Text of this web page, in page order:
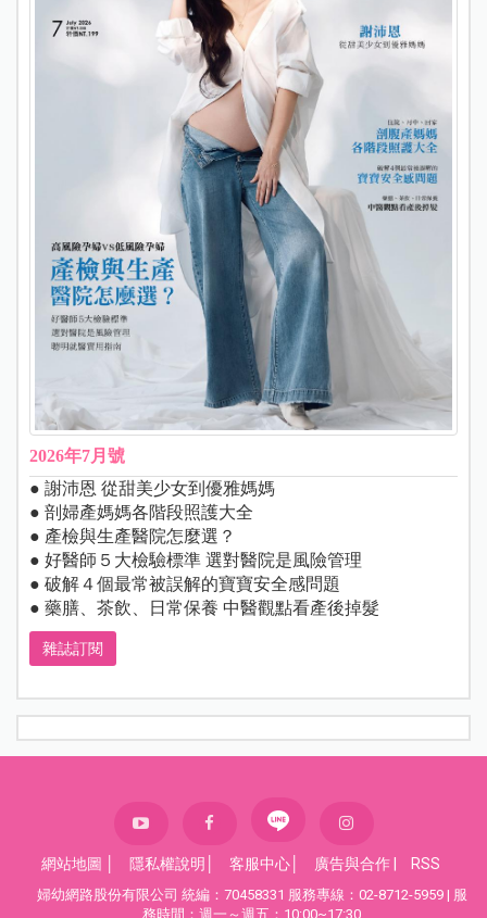
2026年7月號
● 謝沛恩 從甜美少女到優雅媽媽
● 剖婦產媽媽各階段照護大全
● 產檢與生產醫院怎麼選？
● 好醫師５大檢驗標準 選對醫院是風險管理
● 破解４個最常被誤解的寶寶安全感問題
● 藥膳、茶飲、日常保養 中醫觀點看產後掉髮
雜誌訂閱
網站地圖 隱私權說明 客服中心 廣告與合作 RSS
婦幼網路股份有限公司 統編：70458331 服務專線：02-8712-5959 | 服
務時間：週一～週五：10:00~17:30